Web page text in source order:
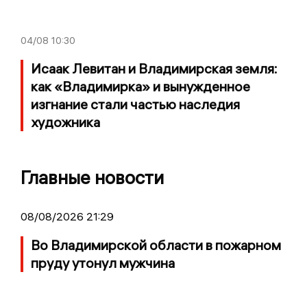
04/08 10:30
Исаак Левитан и Владимирская земля:
как «Владимирка» и вынужденное
изгнание стали частью наследия
художника
Главные новости
08/08/2026 21:29
Во Владимирской области в пожарном
пруду утонул мужчина